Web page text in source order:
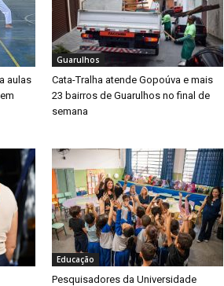
aulas
Guarulhos
Cata-Tralha atende Gopoúva e mais
23 bairros de Guarulhos no final de
semana
Educação
Pesquisadores da Universidade